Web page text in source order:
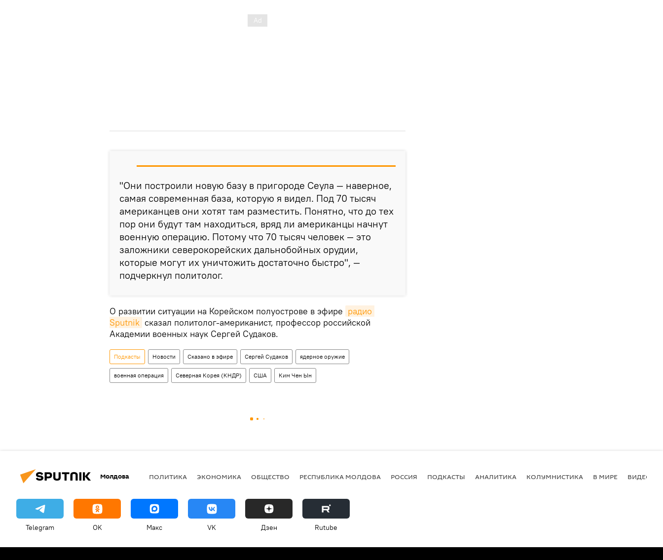
"Они построили новую базу в пригороде Сеула — наверное,
самая современная база, которую я видел. Под 70 тысяч
американцев они хотят там разместить. Понятно, что до тех
пор они будут там находиться, вряд ли американцы начнут
военную операцию. Потому что 70 тысяч человек — это
заложники северокорейских дальнобойных орудии,
которые могут их уничтожить достаточно быстро", —
подчеркнул политолог.
О развитии ситуации на Корейском полуострове в эфире радио
Sputnik сказал политолог-американист, профессор российской
Академии военных наук Сергей Судаков.
Подкасты Новости Сказано в эфире Сергей Судаков ядерное оружие
военная операция Северная Корея (КНДР) США Ким Чен Ын
Молдова ПОЛИТИКА ЭКОНОМИКА ОБЩЕСТВО РЕСПУБЛИКА МОЛДОВА РОССИЯ ПОДКАСТЫ АНАЛИТИКА КОЛУМНИСТИКА В МИРЕ ВИДЕО
Telegram OK Макс VK Дзен Rutube